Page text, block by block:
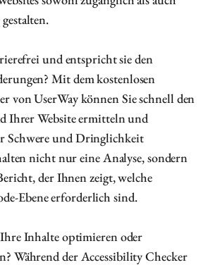
und entspricht sie den
Mit dem kostenlosen
von UserWay können Sie schnell den
Ihrer Website ermitteln und
Schwere und Dringlichkeit
nicht nur eine Analyse, sondern
der Ihnen zeigt, welche
Ebene erforderlich sind.
Inhalte optimieren oder
Während der Accessibility Checker